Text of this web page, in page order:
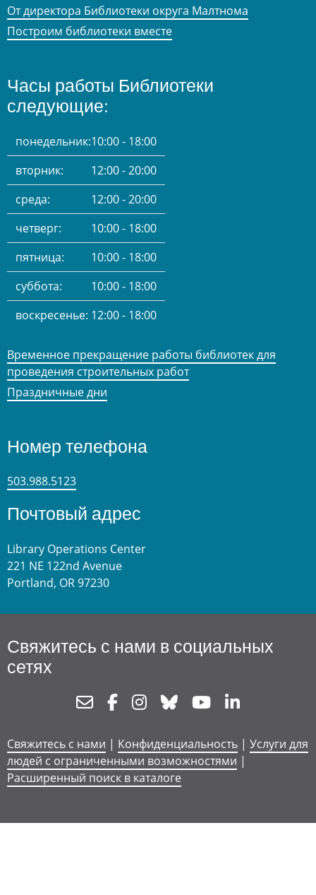
От директора Библиотеки округа Малтнома
Построим библиотеки вместе
Часы работы Библиотеки
следующие:
понедельник:10:00 - 18:00
вторник:
12:00 - 20:00
среда:
12:00 - 20:00
четверг:
10:00 - 18:00
пятница:
10:00 - 18:00
суббота:
10:00 - 18:00
воскресенье: 12:00 - 18:00
Временное прекращение работы библиотек для
проведения строительных работ
Праздничные дни
Номер телефона
503.988.5123
Почтовый адрес
Library Operations Center
221 NE 122nd Avenue
Portland, OR 97230
Свяжитесь с нами в социальных
сетях
NewsletterFacebookInstagram
Bluesky Youtube
Свяжитесь с нами | Конфиденциальность | Услуги для
людей с ограниченными возможностями |
Расширенный поиск в каталоге